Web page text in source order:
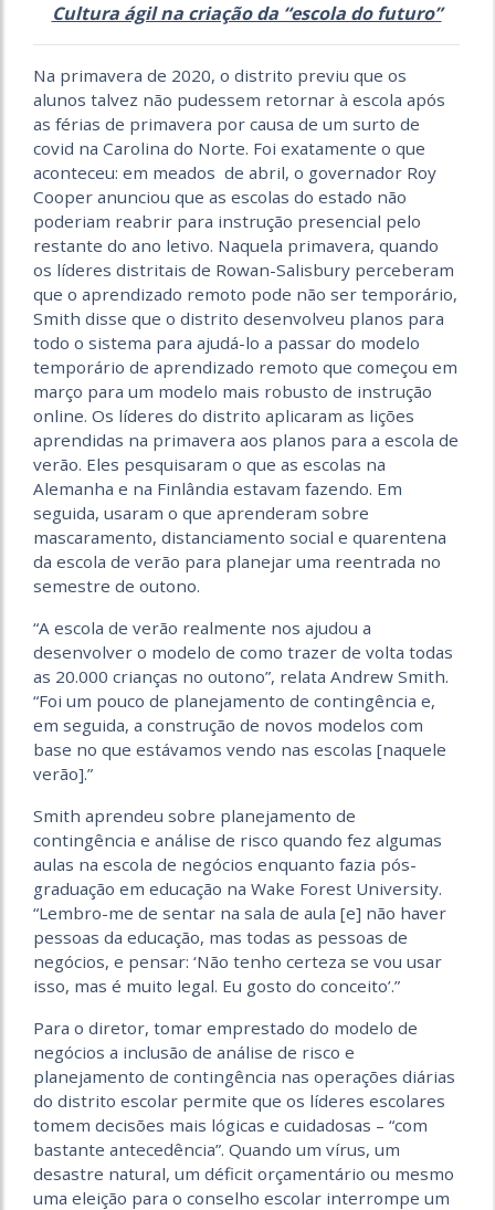
Cultura ágil na criação da “escola do futuro”
Na primavera de 2020, o distrito previu que os
alunos talvez não pudessem retornar à escola após
as férias de primavera por causa de um surto de
covid na Carolina do Norte. Foi exatamente o que
aconteceu: em meados de abril, o governador Roy
Cooper anunciou que as escolas do estado não
poderiam reabrir para instrução presencial pelo
restante do ano letivo. Naquela primavera, quando
os líderes distritais de Rowan-Salisbury perceberam
que o aprendizado remoto pode não ser temporário,
Smith disse que o distrito desenvolveu planos para
todo o sistema para ajudá-lo a passar do modelo
temporário de aprendizado remoto que começou em
março para um modelo mais robusto de instrução
online. Os líderes do distrito aplicaram as lições
aprendidas na primavera aos planos para a escola de
verão. Eles pesquisaram o que as escolas na
Alemanha e na Finlândia estavam fazendo. Em
seguida, usaram o que aprenderam sobre
mascaramento, distanciamento social e quarentena
da escola de verão para planejar uma reentrada no
semestre de outono.
“A escola de verão realmente nos ajudou a
desenvolver o modelo de como trazer de volta todas
as 20.000 crianças no outono”, relata Andrew Smith.
“Foi um pouco de planejamento de contingência e,
em seguida, a construção de novos modelos com
base no que estávamos vendo nas escolas [naquele
verão].”
Smith aprendeu sobre planejamento de
contingência e análise de risco quando fez algumas
aulas na escola de negócios enquanto fazia pós-
graduação em educação na Wake Forest University.
“Lembro-me de sentar na sala de aula [e] não haver
pessoas da educação, mas todas as pessoas de
negócios, e pensar: ‘Não tenho certeza se vou usar
isso, mas é muito legal. Eu gosto do conceito’.”
Para o diretor, tomar emprestado do modelo de
negócios a inclusão de análise de risco e
planejamento de contingência nas operações diárias
do distrito escolar permite que os líderes escolares
tomem decisões mais lógicas e cuidadosas – “com
bastante antecedência”. Quando um vírus, um
desastre natural, um déficit orçamentário ou mesmo
uma eleição para o conselho escolar interrompe um